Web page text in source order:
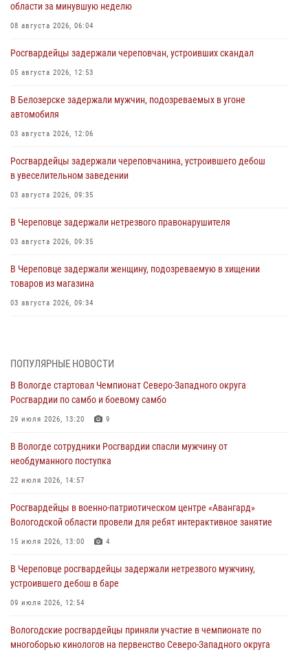
области за минувшую неделю
08 августа 2026, 06:04
Росгвардейцы задержали череповчан, устроивших скандал
05 августа 2026, 12:53
В Белозерске задержали мужчин, подозреваемых в угоне
автомобиля
03 августа 2026, 12:06
Росгвардейцы задержали череповчанина, устроившего дебош
в увеселительном заведении
03 августа 2026, 09:35
В Череповце задержали нетрезвого правонарушителя
03 августа 2026, 09:35
В Череповце задержали женщину, подозреваемую в хищении
товаров из магазина
03 августа 2026, 09:34
самбо
ЗА МИНУВШУЮ НЕДЕЛЮ СОТРУДНИКАМИ ВНЕВЕДОМСТВЕННОЙ
ОХРАНЫ РОСГВАРДИИ В ВОЛОГОДСКОЙ ОБЛАСТИ ЗАДЕРЖАНО 23
02 августа 2026, 10:37
Росгвардейцы в г. Соколе задержали несовершеннолетнего
31 июля 2026, 06:43
В Вологде стартовал Чемпионат Северо-Западного округа
29 июля 2026, 13:20
ПОПУЛЯРНЫЕ НОВОСТИ
В Вологде стартовал Чемпионат Северо-Западного округа
Росгвардии по самбо и боевому самбо
29 июля 2026, 13:20 9
В Вологде сотрудники Росгвардии спасли мужчину от
необдуманного поступка
22 июля 2026, 14:57
Росгвардейцы в военно-патриотическом центре «Авангард»
Вологодской области провели для ребят интерактивное занятие
15 июля 2026, 13:00 4
В Череповце росгвардейцы задержали нетрезвого мужчину,
устроившего дебош в баре
09 июля 2026, 12:54
Вологодские росгвардейцы приняли участие в чемпионате по
многоборью кинологов на первенство Северо-Западного округа